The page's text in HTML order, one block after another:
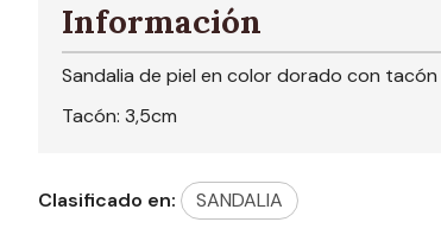
Información
Sandalia de piel en color dorado con
Tacón: 3,5cm
Clasificado en: SANDALIA